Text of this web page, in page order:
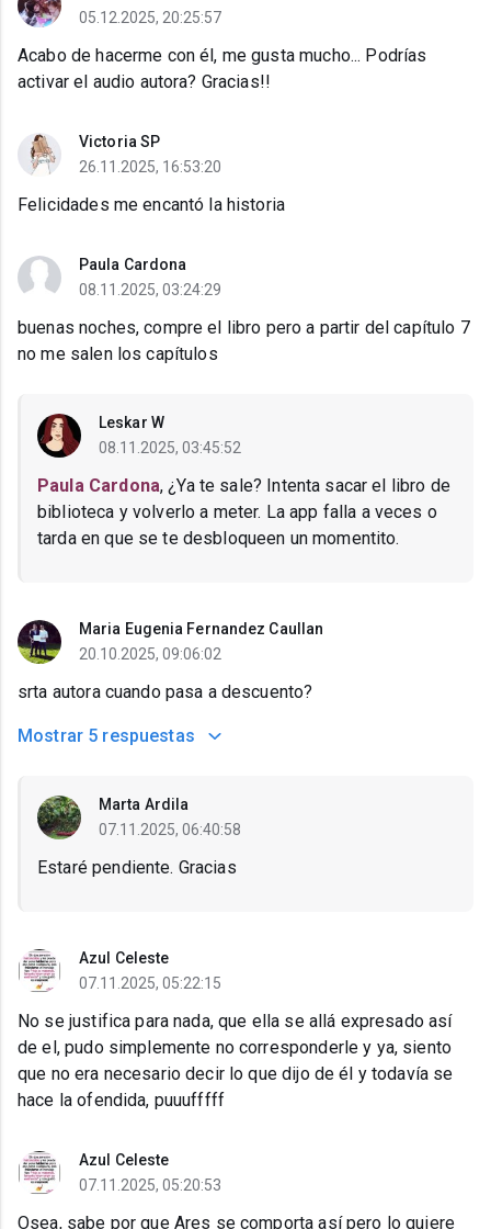
05.12.2025, 20:25:57
Acabo de hacerme con él, me gusta mucho... Podrías
activar el audio autora? Gracias!!
Victoria SP
26.11.2025, 16:53:20
Felicidades me encantó la historia
Paula Cardona
08.11.2025, 03:24:29
buenas noches, compre el libro pero a partir del capítulo 7
no me salen los capítulos
Leskar W
08.11.2025, 03:45:52
Paula Cardona, ¿Ya te sale? Intenta sacar el libro de
biblioteca y volverlo a meter. La app falla a veces o
tarda en que se te desbloqueen un momentito.
Maria Eugenia Fernandez Caullan
20.10.2025, 09:06:02
srta autora cuando pasa a descuento?
Mostrar 5 respuestas
Marta Ardila
07.11.2025, 06:40:58
Estaré pendiente. Gracias
Azul Celeste
07.11.2025, 05:22:15
No se justifica para nada, que ella se allá expresado así
de el, pudo simplemente no corresponderle y ya, siento
que no era necesario decir lo que dijo de él y todavía se
hace la ofendida, puuufffff
Azul Celeste
07.11.2025, 05:20:53
Osea, sabe por que Ares se comporta así pero lo quiere